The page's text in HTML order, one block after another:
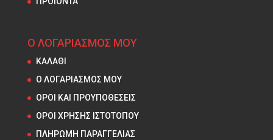
Ο ΛΟΓΑΡΙΑΣΜΟΣ ΜΟΥ
ΚΑΛΑΘΙ
Ο ΛΟΓΑΡΙΑΣΜΟΣ ΜΟΥ
ΟΡΟΙ ΚΑΙ ΠΡΟΥΠΟΘΕΣΕΙΣ
ΟΡΟΙ ΧΡΗΣΗΣ ΙΣΤΟΤΟΠΟΥ
ΠΛΗΡΩΜΗ ΠΑΡΑΓΓΕΛΙΑΣ